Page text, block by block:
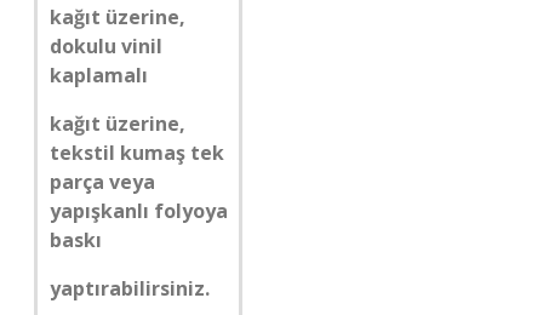
kağıt üzerine,
dokulu vinil
kaplamalı
kağıt üzerine,
tekstil kumaş tek
parça veya
yapışkanlı folyoya
baskı
yaptırabilirsiniz.